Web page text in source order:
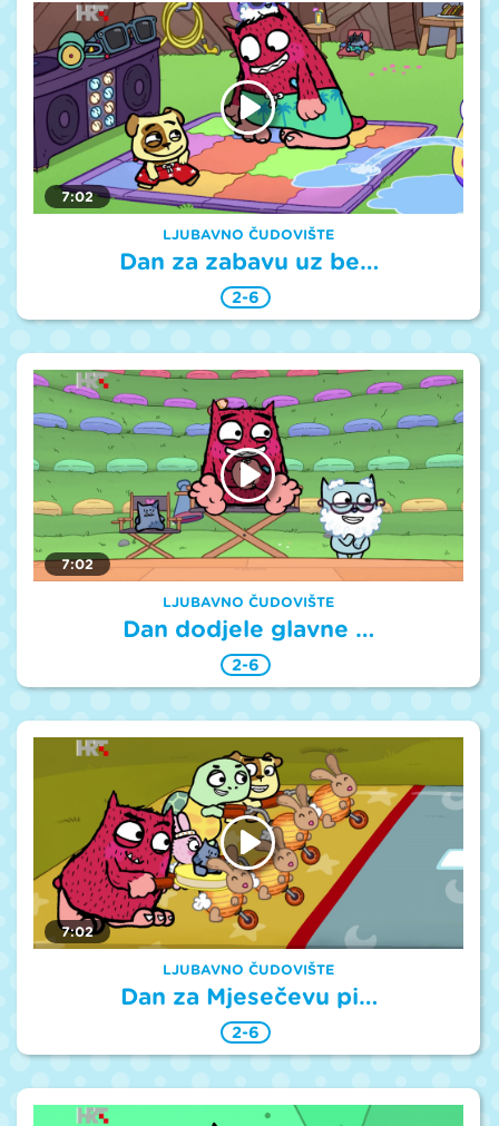
7:02
LJUBAVNO ČUDOVIŠTE
Dan za zabavu uz be…
2-6
7:02
LJUBAVNO ČUDOVIŠTE
Dan dodjele glavne …
2-6
7:02
LJUBAVNO ČUDOVIŠTE
Dan za Mjesečevu pi…
2-6